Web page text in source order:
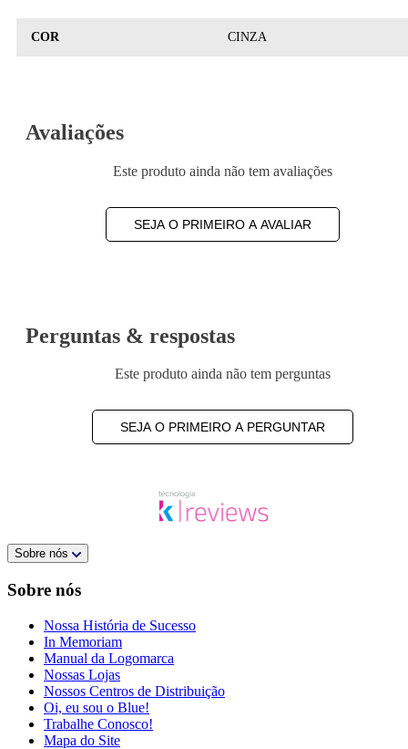
COR CINZA
Avaliações
Este produto ainda não tem avaliações
SEJA O PRIMEIRO A AVALIAR
Perguntas & respostas
Este produto ainda não tem perguntas
SEJA O PRIMEIRO A PERGUNTAR
Sobre nós
Sobre nós
Nossa História de Sucesso
In Memoriam
Manual da Logomarca
Nossas Lojas
Nossos Centros de Distribuição
Oi, eu sou o Blue!
Trabalhe Conosco!
Mapa do Site